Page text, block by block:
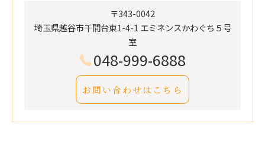
〒343-0042
埼玉県越谷市千間台東1-4-1 エミネンスかわぐち５号
室
048-999-6888
お問い合わせはこちら